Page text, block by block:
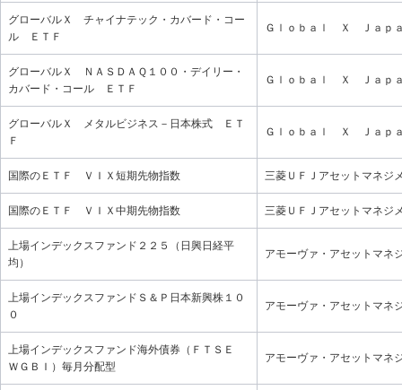
グローバルＸ チャイナテック・カバード・コー
ル ＥＴＦ
Ｇｌｏｂａｌ Ｘ Ｊａｐ
グローバルＸ ＮＡＳＤＡＱ１００・デイリー・
カバード・コール ＥＴＦ
Ｇｌｏｂａｌ Ｘ Ｊａｐ
グローバルＸ メタルビジネス－日本株式 ＥＴ
Ｆ
Ｇｌｏｂａｌ Ｘ Ｊａｐ
国際のＥＴＦ ＶＩＸ短期先物指数 三菱ＵＦＪアセットマネジ
国際のＥＴＦ ＶＩＸ中期先物指数 三菱ＵＦＪアセットマネジ
上場インデックスファンド２２５（日興日経平
均）
アモーヴァ・アセットマネ
上場インデックスファンドＳ＆Ｐ日本新興株１０
０
アモーヴァ・アセットマネ
上場インデックスファンド海外債券（ＦＴＳＥ
ＷＧＢＩ）毎月分配型
アモーヴァ・アセットマネ